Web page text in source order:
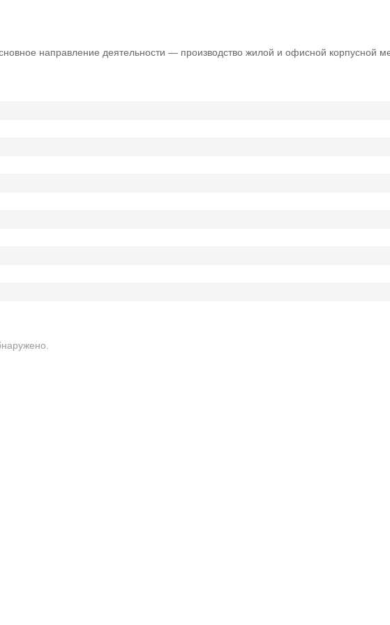
направление деятельности — производство жилой и офисной корпусной